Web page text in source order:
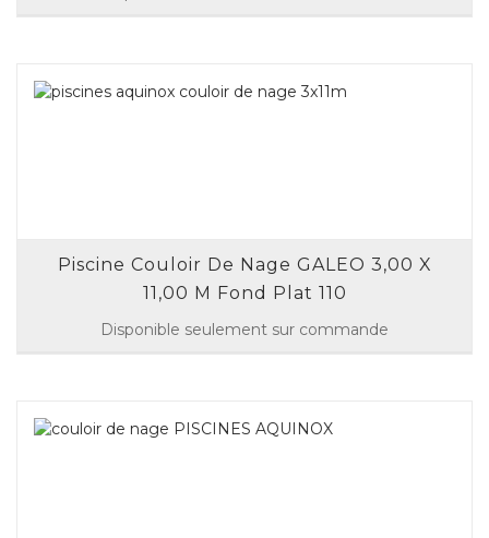
Piscine Couloir De Nage GALEO 3,00 X
11,00 M Fond Plat 110
Disponible seulement sur commande